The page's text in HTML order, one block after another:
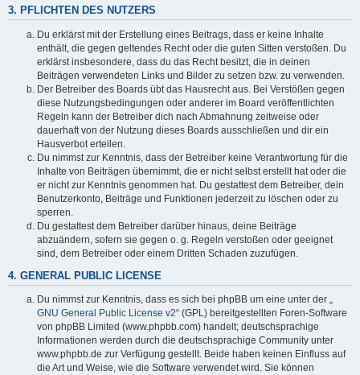
3. PFLICHTEN DES NUTZERS
Du erklärst mit der Erstellung eines Beitrags, dass er keine Inhalte
enthält, die gegen geltendes Recht oder die guten Sitten verstoßen. Du
erklärst insbesondere, dass du das Recht besitzt, die in deinen
Beiträgen verwendeten Links und Bilder zu setzen bzw. zu verwenden.
Der Betreiber des Boards übt das Hausrecht aus. Bei Verstößen gegen
diese Nutzungsbedingungen oder anderer im Board veröffentlichten
Regeln kann der Betreiber dich nach Abmahnung zeitweise oder
dauerhaft von der Nutzung dieses Boards ausschließen und dir ein
Hausverbot erteilen.
Du nimmst zur Kenntnis, dass der Betreiber keine Verantwortung für die
Inhalte von Beiträgen übernimmt, die er nicht selbst erstellt hat oder die
er nicht zur Kenntnis genommen hat. Du gestattest dem Betreiber, dein
Benutzerkonto, Beiträge und Funktionen jederzeit zu löschen oder zu
sperren.
Du gestattest dem Betreiber darüber hinaus, deine Beiträge
abzuändern, sofern sie gegen o. g. Regeln verstoßen oder geeignet
sind, dem Betreiber oder einem Dritten Schaden zuzufügen.
4. GENERAL PUBLIC LICENSE
Du nimmst zur Kenntnis, dass es sich bei phpBB um eine unter der „
GNU General Public License v2“ (GPL) bereitgestellten Foren-Software
von phpBB Limited (www.phpbb.com) handelt; deutschsprachige
Informationen werden durch die deutschsprachige Community unter
www.phpbb.de zur Verfügung gestellt. Beide haben keinen Einfluss auf
die Art und Weise, wie die Software verwendet wird. Sie können